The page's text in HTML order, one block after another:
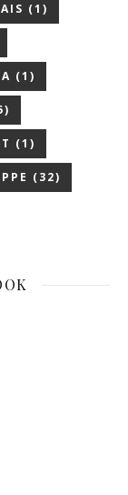
(1)
(1)
(1)
(32)